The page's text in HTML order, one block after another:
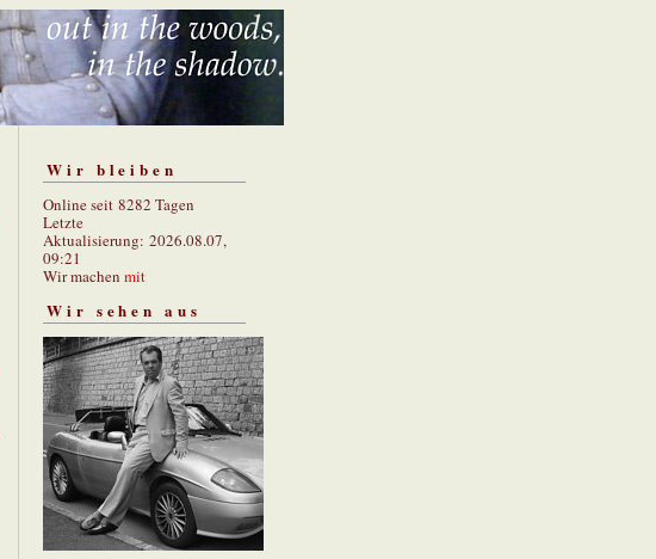
Wir bleiben
Online seit 8282 Tagen
Letzte
Aktualisierung: 2026.08.07,
09:21
Wir machen mit
Wir sehen aus